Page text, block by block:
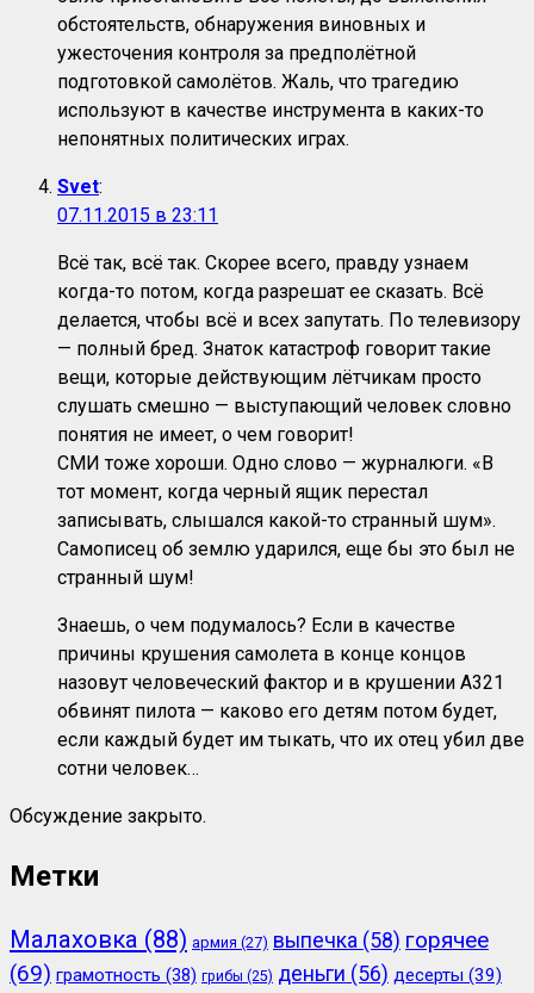
обстоятельств, обнаружения виновных и
ужесточения контроля за предполётной
подготовкой самолётов. Жаль, что трагедию
используют в качестве инструмента в каких-то
непонятных политических играх.
Svet:
07.11.2015 в 23:11
Всё так, всё так. Скорее всего, правду узнаем
когда-то потом, когда разрешат ее сказать. Всё
делается, чтобы всё и всех запутать. По телевизору
— полный бред. Знаток катастроф говорит такие
вещи, которые действующим лётчикам просто
слушать смешно — выступающий человек словно
понятия не имеет, о чем говорит!
СМИ тоже хороши. Одно слово — журналюги. «В
тот момент, когда черный ящик перестал
записывать, слышался какой-то странный шум».
Самописец об землю ударился, еще бы это был не
странный шум!
Знаешь, о чем подумалось? Если в качестве
причины крушения самолета в конце концов
назовут человеческий фактор и в крушении А321
обвинят пилота — каково его детям потом будет,
если каждый будет им тыкать, что их отец убил две
сотни человек…
Обсуждение закрыто.
Метки
Малаховка (88) армия (27) выпечка (58) горячее
(69) грамотность (38) грибы (25) деньги (56) десерты (39)